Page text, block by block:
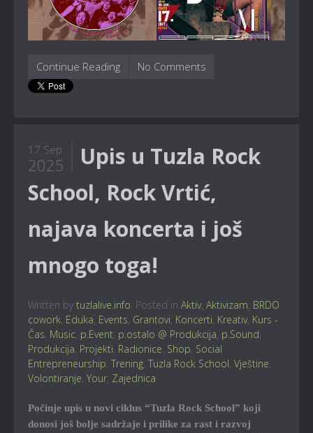
Continue Reading No Comments
17 Sep
2025
Upis u Tuzla Rock
School, Rock Vrtić,
najava koncerta i još
mnogo toga!
Written by tuzlalive.info . Posted in Aktiv, Aktivizam BRDO
cowork Eduka Events Grantovi Koncerti Kreativ, Kurs -
Čas Music p.Event p.ostalo @ Produkcija p.Sound
Produkcija Projekti Radionice Shop Social
Entrepreneurship Trening Tuzla Rock School Vještine
Volontiranje Your Zajednica
Počinje upis u novi ciklus “Tuzla Rock School” koji
donosi još bolje sadržaje i prilike za rast i razvoj